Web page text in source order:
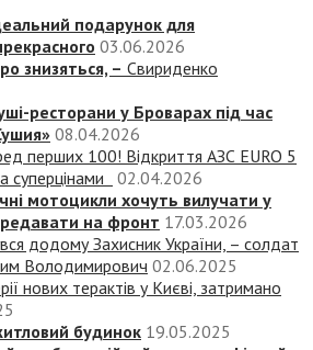
подарунок для
03.06.2026
знизяться, – Свириденко
ресторани у Броварах під час
08.04.2026
перших 100! Відкриття АЗС EURO 5
суперцінами
02.04.2026
мотоцикли хочуть вилучати у
на фронт 17.03.2026
додому Захисник України, – солдат
Володимирович 02.06.2025
нових терактів у Києві, затримано
будинок 19.05.2025